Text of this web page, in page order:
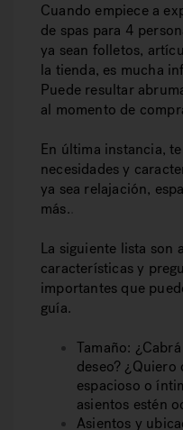
Cuando empiece a
de spas para 4
ya sean folletos,
la tienda, es mucha
Puede resultar
al momento de
En última instancia,
necesidades y
ya sea relajación,
más.
La siguiente lista son
características y
importantes que
guía.
Tamaño:
deseo? ¿Quiero
espacioso o
asientos estén
Asientos y